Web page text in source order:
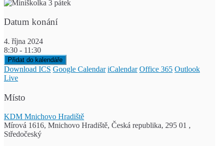
Datum konání
4. října 2024
8:30 - 11:30
Přidat do kalendáře
Download ICS Google Calendar iCalendar Office 365 Outlook
Live
Místo
KDM Mnichovo Hradiště
Mírová 1616, Mnichovo Hradiště, Česká republika, 295 01 ,
Středočeský